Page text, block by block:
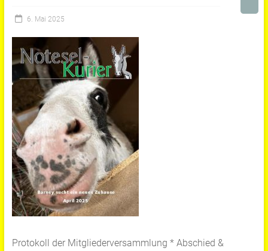
6. Mai 2025
Protokoll der Mitgliederversammlung * Abschied &